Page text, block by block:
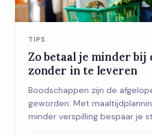
TIPS
Zo betaal je minder
zonder in te leveren
Boodschappen zijn de
geworden. Met
minder verspilling bespaar je